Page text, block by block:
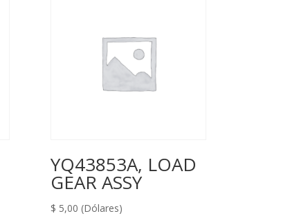
YQ43853A, LOAD
GEAR ASSY
$ 5,00 (Dólares)